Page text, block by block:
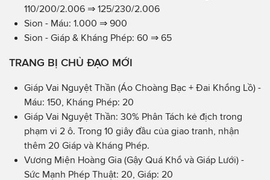
110/200/2.006 ⇒ 125/230/2.006
Sion - Máu: 1.000 ⇒ 900
Sion - Giáp & Kháng Phép: 60 ⇒ 65
TRANG BỊ CHỦ ĐẠO MỚI
Giáp Vai Nguyệt Thần (Áo Choàng Bạc + Đai Khổng Lồ) -
Máu: 150, Kháng Phép: 20
Giáp Vai Nguyệt Thần: 30% Phân Tách kẻ địch trong
phạm vi 2 ô. Trong 10 giây đầu của giao tranh, nhận
thêm 20 Giáp và Kháng Phép.
Vương Miện Hoàng Gia (Gậy Quá Khổ và Giáp Lưới) -
Sức Mạnh Phép Thuật: 20, Giáp: 20